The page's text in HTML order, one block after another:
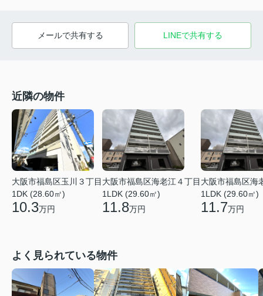
メールで共有する LINEで共有する
近隣の物件
大阪市福島区玉川３丁目
1DK (28.60㎡)
10.3万円
大阪市福島区海老江４丁目
1LDK (29.60㎡)
11.8万円
大阪市福島区海
1LDK (29.60㎡)
11.7万円
よく見られている物件